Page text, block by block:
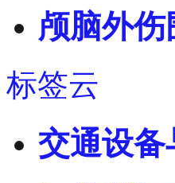
颅脑外
标签云
交通设备